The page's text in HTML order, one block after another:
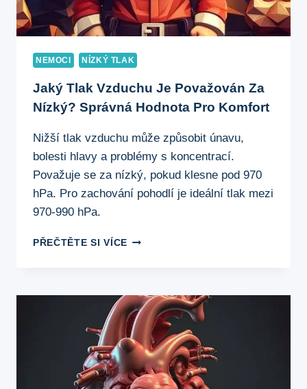
NEMOCI NÍZKÝ TLAK
Jaký Tlak Vzduchu Je Považován Za
Nízký? Správná Hodnota Pro Komfort
Nižší tlak vzduchu může způsobit únavu,
bolesti hlavy a problémy s koncentrací.
Považuje se za nízký, pokud klesne pod 970
hPa. Pro zachování pohodlí je ideální tlak mezi
970-990 hPa.
PŘEČTĚTE SI VÍCEJAKÝ
POVAŽOVÁN
ZA
NÍZKÝ?
SPRÁVNÁ
HODNOTA
PRO
KOMFORT